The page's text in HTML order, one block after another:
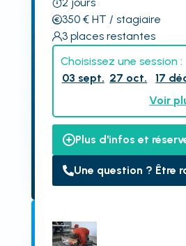
350€ HT / stagiaire
3 places restantes
Choisissez une session :
03 sept. 27 oct.
17
Voir
Plus d'infos et
Une question ? Être